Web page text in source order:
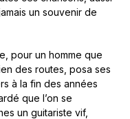
un souvenir de
pour un homme que
des routes, posa ses
à la fin des années
que l’on se
un guitariste vif,